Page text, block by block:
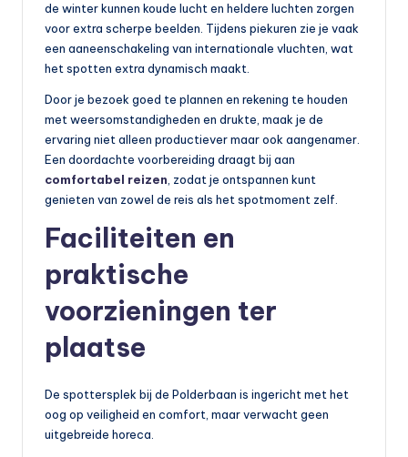
de winter kunnen koude lucht en heldere luchten zorgen
voor extra scherpe beelden. Tijdens piekuren zie je vaak
een aaneenschakeling van internationale vluchten, wat
het spotten extra dynamisch maakt.
Door je bezoek goed te plannen en rekening te houden
met weersomstandigheden en drukte, maak je de
ervaring niet alleen productiever maar ook aangenamer.
Een doordachte voorbereiding draagt bij aan
comfortabel reizen , zodat je ontspannen kunt
genieten van zowel de reis als het spotmoment zelf.
Faciliteiten en
praktische
voorzieningen ter
plaatse
De spottersplek bij de Polderbaan is ingericht met het
oog op veiligheid en comfort, maar verwacht geen
uitgebreide horeca.